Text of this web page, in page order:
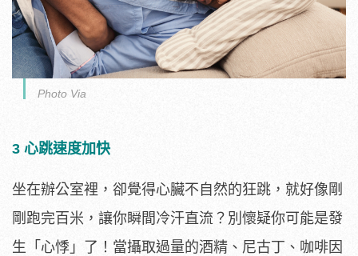
Photo Via
3 心跳速度加快
坐在辦公室裡，卻覺得心臟不自然的狂跳，就好像剛
剛跑完百米，讓你瞬間冷汗直流？別懷疑你可能是發
生「心悸」了！當攝取過量的酒精、尼古丁、咖啡因